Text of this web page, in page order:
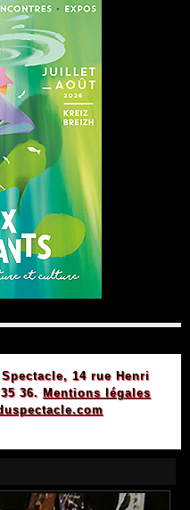
14 rue Henri
36. Mentions légales